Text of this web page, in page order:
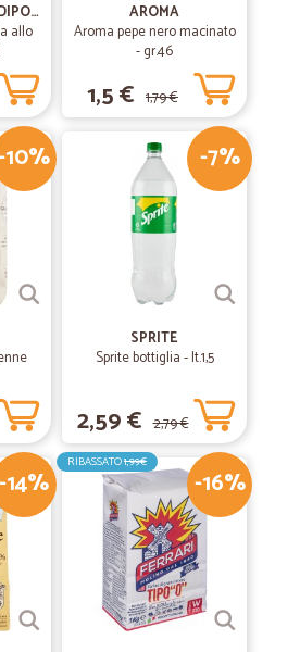
PASTICCERIA VALDIPORRO
allo
AROMA
Aroma pepe nero macinato
- gr.46
1,5 € 1,79 €
-7%
SPRITE
Sprite bottiglia - lt.1,5
2,59 € 2,79 €
-14% -16%
RIBASSATO1,99€